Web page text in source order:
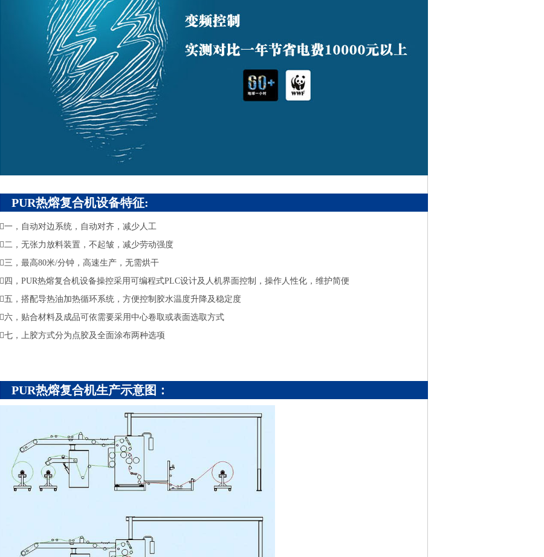
PUR热熔复合机设备特征:
一，自动对边系统，自动对齐，减少人工
二，无张力放料装置，不起皱，减少劳动强度
三，最高80米/分钟，高速生产，无需烘干
四，PUR热熔复合机设备操控采用可编程式PLC设计及人机界面控制，操作人性化，维护简便
五，搭配导热油加热循环系统，方便控制胶水温度升降及稳定度
六，贴合材料及成品可依需要采用中心卷取或表面选取方式
七，上胶方式分为点胶及全面涂布两种选项
PUR热熔复合机生产示意图：